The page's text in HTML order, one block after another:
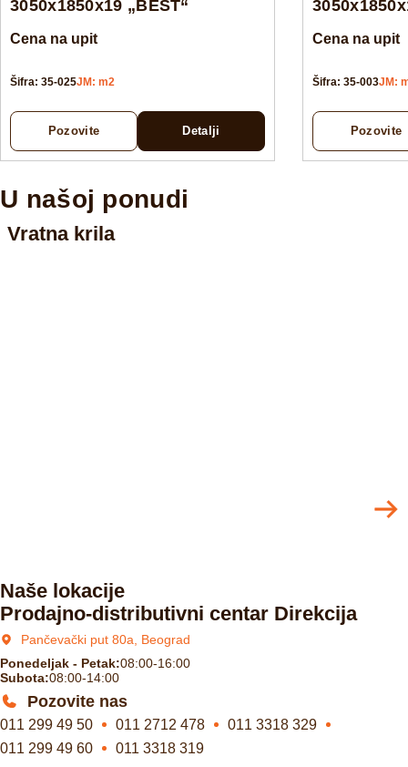
3050x1850x19 „BEST“
Cena na upit
Šifra: 35-025JM: m2
Pozovite Detalji
Cena na upit
Šifra: 35-003JM:
Pozovite
U našoj ponudi
Vratna krila
Naše lokacije
Prodajno-distributivni centar Direkcija
Pančevački put 80a, Beograd
Ponedeljak - Petak:08:00-16:00
Subota:08:00-14:00
Pozovite nas
011 299 49 50 011 2712 478
011 3318 329
011 299 49 60
011 3318 319